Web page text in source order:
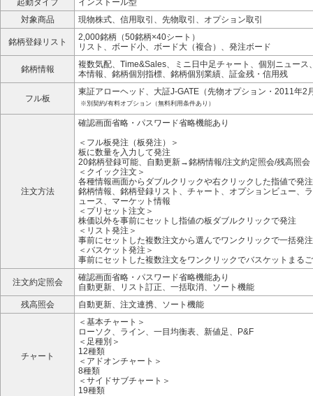
起動タイプ
インストール型
対象商品
現物株式、信用取引、先物取引、オプション取引
銘柄登録リスト
2,000銘柄（50銘柄×40シート）
リスト、ボード小、ボード大（複合）、発注ボード
銘柄情報
複数気配、Time&Sales、ミニ日中足チャート、個別ニュース
本情報、銘柄個別指標、銘柄個別業績、証金残・信用残
フル板
東証アローヘッド、大証J-GATE（先物オプション・2011年2
※別契約/有料オプション（無料利用条件あり）
注文方法
確認画面省略・パスワード省略機能あり
＜フル板発注（板発注）＞
板に数量を入力して発注
20銘柄登録可能、自動更新→銘柄情報/注文約定照会/残高照会
＜クイック注文＞
各種情報画面からダブルクリックや右クリックした指値で発
銘柄情報、銘柄登録リスト、チャート、オプションビュー、
ュース、マーケット情報
＜プリセット注文＞
株価以外を事前にセットし指値の板ダブルクリックで発注
＜リスト発注＞
事前にセットした複数注文から選んでワンクリックで一括発注
＜バスケット発注＞
事前にセットした複数注文をワンクリックでバスケットまる
注文約定照会
確認画面省略・パスワード省略機能あり
自動更新、リスト訂正、一括取消、ソート機能
残高照会
自動更新、注文連携、ソート機能
チャート
＜基本チャート＞
ローソク、ライン、一目均衡表、新値足、P&F
＜足種別＞
12種類
＜アドオンチャート＞
8種類
＜サイドサブチャート＞
19種類